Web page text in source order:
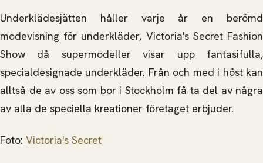
Underklädesjätten håller varje år en berömd
modevisning för underkläder, Victoria's Secret Fashion
Show då supermodeller visar upp fantasifulla,
specialdesignade underkläder. Från och med i höst kan
alltså de av oss som bor i Stockholm få ta del av några
av alla de speciella kreationer företaget erbjuder.
Foto: Victoria's Secret